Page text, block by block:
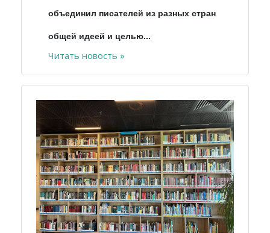
объединил писателей из разных стран
общей идеей и целью...
Читать новость »